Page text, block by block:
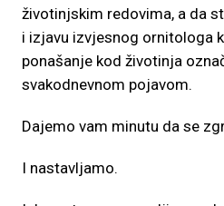
životinjskim redovima, a da
i izjavu izvjesnog ornitologa
ponašanje kod životinja
svakodnevnom pojavom.
Dajemo vam minutu da se
I nastavljamo.